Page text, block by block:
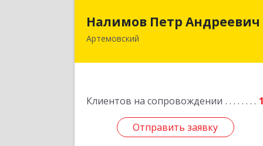
Налимов Петр Андреевич
Артемовский
Клиентов на сопровождении 1
Отправить заявку
Подробнее
Отправить заявку